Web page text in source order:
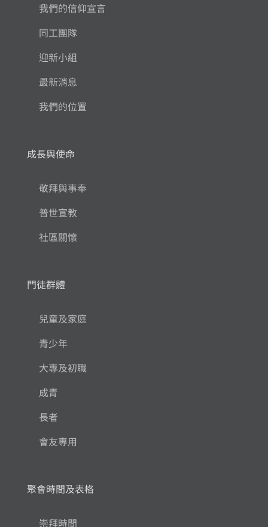
我們的信仰宣言
同工團隊
迎新小組
最新消息
我們的位置
成長與使命
敬拜與事奉
普世宣教
社區關懷
門徒群體
兒童及家庭
青少年
大專及初職
成青
長者
會友專用
聚會時間及表格
崇拜時間